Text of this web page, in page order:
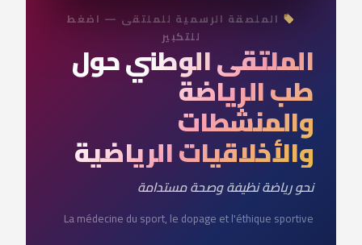
الملتقى الوطني حول
طب الرياضة
والمنشطات
والأخلاقيات الرياضية
نحو رياضة نظيفة وصحة مستدامة
La médecine du sport, le dopage et l'éthique sportive
الملصقة الرسمية للملتقى — اضغط
للتكبير